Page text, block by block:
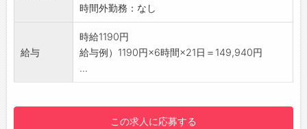
です♪
【土日休み＆年休110日♪】
・プライベートの時間も大切にできます◎オン
【やりがい】
・手がけた製品が世界中の産業を支えている実
時間外勤務：なし
給与
時給1190円
給与例）1190円×6時間×21日＝149,940円
...
この求人に応募する